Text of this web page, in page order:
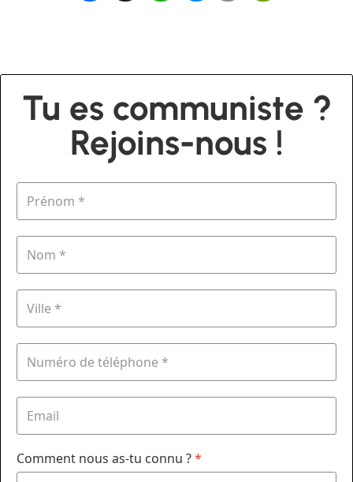
Tu es communiste ?
Rejoins-nous !
Comment nous as-tu connu ?*